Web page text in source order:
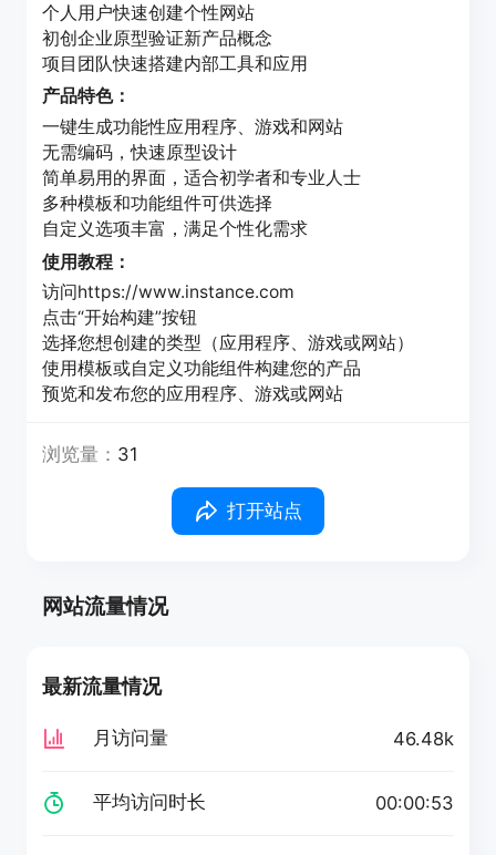
个人用户快速创建个性网站
初创企业原型验证新产品概念
项目团队快速搭建内部工具和应用
产品特色：
一键生成功能性应用程序、游戏和网站
无需编码，快速原型设计
简单易用的界面，适合初学者和专业人士
多种模板和功能组件可供选择
自定义选项丰富，满足个性化需求
使用教程：
访问https://www.instance.com
点击“开始构建”按钮
选择您想创建的类型（应用程序、游戏或网站）
使用模板或自定义功能组件构建您的产品
预览和发布您的应用程序、游戏或网站
浏览量： 31
打开站点
网站流量情况
最新流量情况
月访问量 46.48k
平均访问时长 00:00:53